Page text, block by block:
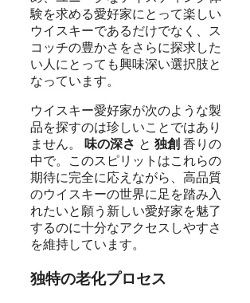
験を求める愛好家にとって楽しい
ウイスキーであるだけでなく、ス
コッチの豊かさをさらに探求した
い人にとっても興味深い選択肢と
なっています。
ウイスキー愛好家が次のような製
品を探すのは珍しいことではあり
ません。 味の深さ と 独創 香りの
中で。このスピリットはこれらの
期待に完全に応えながら、高品質
のウイスキーの世界に足を踏み入
れたいと願う新しい愛好家を魅了
するのに十分なアクセスしやすさ
を維持しています。
独特の老化プロセス